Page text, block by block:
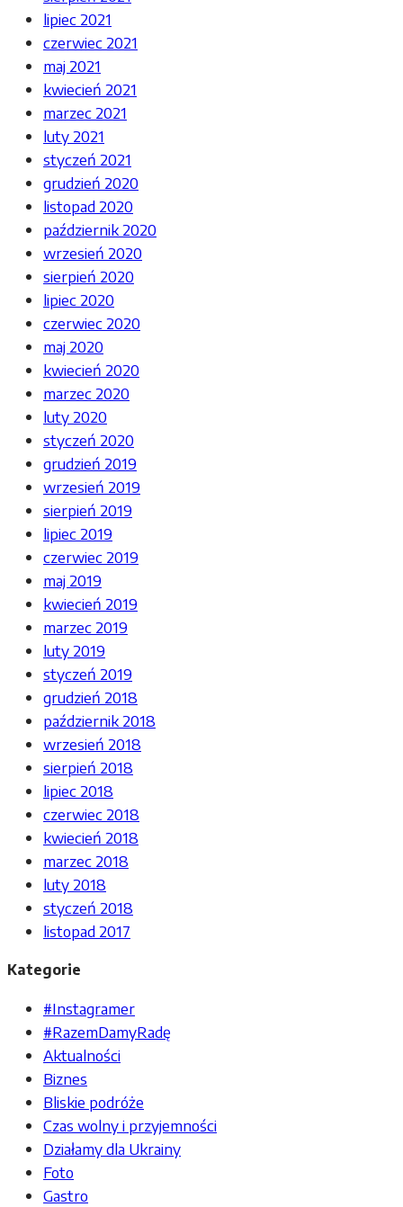
lipiec 2021
czerwiec 2021
maj 2021
kwiecień 2021
marzec 2021
luty 2021
styczeń 2021
grudzień 2020
listopad 2020
październik 2020
wrzesień 2020
sierpień 2020
lipiec 2020
czerwiec 2020
maj 2020
kwiecień 2020
marzec 2020
luty 2020
styczeń 2020
grudzień 2019
wrzesień 2019
sierpień 2019
lipiec 2019
czerwiec 2019
maj 2019
kwiecień 2019
marzec 2019
luty 2019
styczeń 2019
grudzień 2018
październik 2018
wrzesień 2018
sierpień 2018
lipiec 2018
czerwiec 2018
kwiecień 2018
marzec 2018
luty 2018
styczeń 2018
listopad 2017
Kategorie
#Instagramer
#RazemDamyRadę
Aktualności
Biznes
Bliskie podróże
Czas wolny i przyjemności
Działamy dla Ukrainy
Foto
Gastro